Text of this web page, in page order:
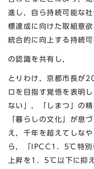
進し，自ら持続可能な
標達成に向けた取組意
統合的に向上する持続
の認識を共有し，
とりわけ，京都市長が
ロを目指す覚悟を表明
ない」，「しまつ」の
「暮らしの文化」が息
え，千年を超えてしな
ら，「IPCC1．5℃特別
上昇を1．5℃以下に抑